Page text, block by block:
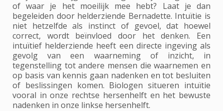
of waar je het moeilijk mee hebt? Laat je dan
begeleiden door helderziende Bernadette. Intuïtie is
niet hetzelfde als instinct of gevoel, dat hoewel
correct, wordt beïnvloed door het denken. Een
intuïtief helderziende heeft een directe ingeving als
gevolg van een waarneming of inzicht, in
tegenstelling tot andere mensen die waarnemen en
op basis van kennis gaan nadenken en tot besluiten
of beslissingen komen. Biologen situeren intuïtie
vooral in onze rechtse hersenhelft en het bewuste
nadenken in onze linkse hersenhelft.